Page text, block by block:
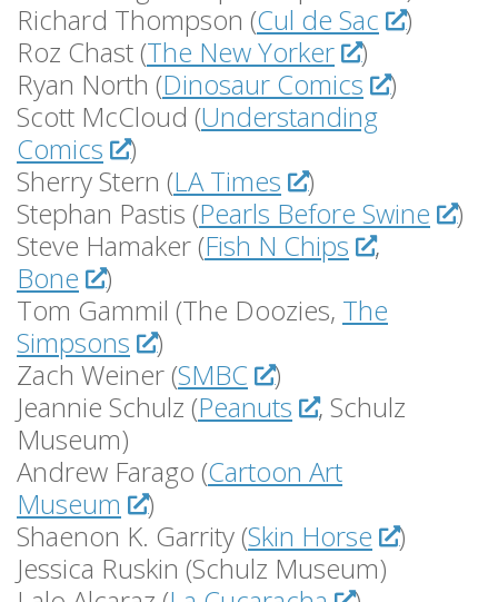
Richard Thompson (Cul de Sac
)
Roz Chast (The New Yorker
)
Ryan North (Dinosaur Comics
)
Scott McCloud (Understanding
Comics
)
Sherry Stern (LA Times
)
Stephan Pastis (Pearls Before Swine
)
Steve Hamaker (Fish N Chips
,
Bone
)
Tom Gammil (The Doozies, The
Simpsons
)
Zach Weiner (SMBC
)
Jeannie Schulz (Peanuts
, Schulz
Museum)
Andrew Farago (Cartoon Art
Museum
)
Shaenon K. Garrity (Skin Horse
)
Jessica Ruskin (Schulz Museum)